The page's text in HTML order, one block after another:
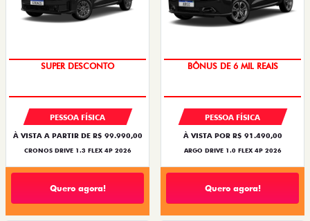
SUPER DESCONTO
PESSOA FÍSICA
À VISTA A PARTIR DE R$ 99.990,00
CRONOS DRIVE 1.3 FLEX 4P 2026
Quero agora!
BÔNUS DE 6 MIL REAIS
PESSOA FÍSICA
À VISTA POR R$ 91.490,00
ARGO DRIVE 1.0 FLEX 4P 2026
Quero agora!